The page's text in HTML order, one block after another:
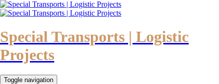
Special Transports | Logistic
Projects
Toggle navigation